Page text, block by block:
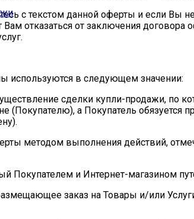
с текстом данной оферты и если Вы
отказаться от заключения договора
используются в следующем значении:
сделки купли-продажи, по
(Покупателю), а Покупатель обязуется
методом выполнения действий,
и Интернет-магазином
заказ на Товары и/или